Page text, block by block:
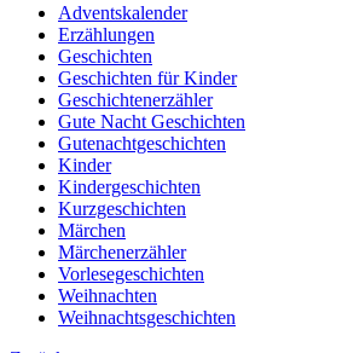
Adventskalender
Erzählungen
Geschichten
Geschichten für Kinder
Geschichtenerzähler
Gute Nacht Geschichten
Gutenachtgeschichten
Kinder
Kindergeschichten
Kurzgeschichten
Märchen
Märchenerzähler
Vorlesegeschichten
Weihnachten
Weihnachtsgeschichten